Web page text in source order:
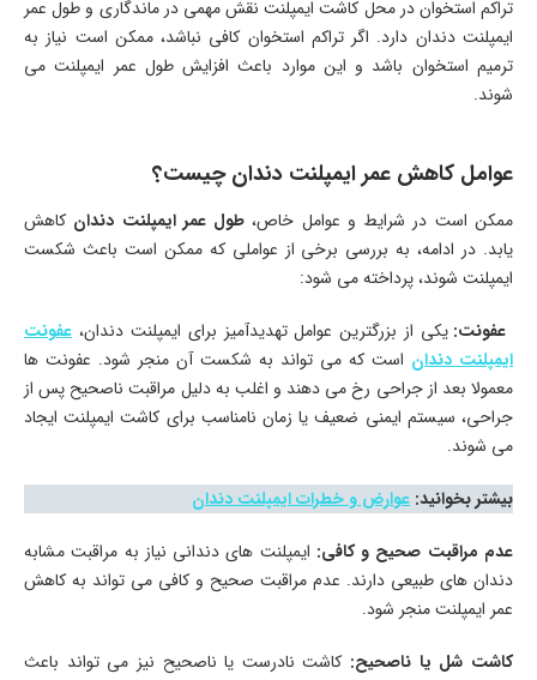
تراکم استخوان در محل کاشت ایمپلنت نقش مهمی در ماندگاری و طول عمر
ایمپلنت دندان دارد. اگر تراکم استخوان کافی نباشد، ممکن است نیاز به
ترمیم استخوان باشد و این موارد باعث افزایش طول عمر ایمپلنت می‌
شوند.
عوامل کاهش عمر ایمپلنت دندان چیست؟
ممکن است در شرایط و عوامل خاص، طول عمر ایمپلنت دندان کاهش
یابد. در ادامه، به بررسی برخی از عواملی که ممکن است باعث شکست
ایمپلنت شوند، پرداخته می‌ شود:
عفونت: یکی از بزرگترین عوامل تهدیدآمیز برای ایمپلنت دندان، عفونت
ایمپلنت دندان است که می ‌تواند به شکست آن منجر شود. عفونت ‌ها
معمولا بعد از جراحی رخ می ‌دهند و اغلب به دلیل مراقبت ناصحیح پس از
جراحی، سیستم ایمنی ضعیف یا زمان نامناسب برای کاشت ایمپلنت ایجاد
می ‌شوند.
بیشتر بخوانید: عوارض و خطرات ایمپلنت دندان
عدم مراقبت صحیح و کافی: ایمپلنت های دندانی نیاز به مراقبت مشابه
دندان‌ های طبیعی دارند. عدم مراقبت صحیح و کافی می‌ تواند به کاهش
عمر ایمپلنت منجر شود.
کاشت شل یا ناصحیح: کاشت نادرست یا ناصحیح نیز می‌ تواند باعث